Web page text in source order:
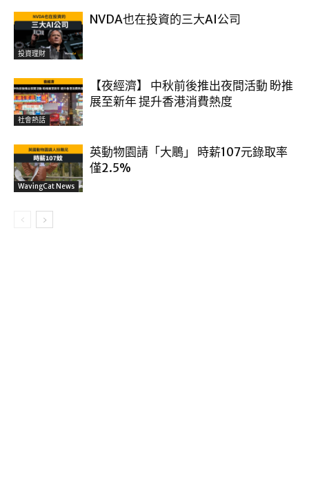
投資理財
NVDA也在投資的三大AI公司
社會熱話
【夜經濟】 中秋前後推出夜間活動 盼推
展至新年 提升香港消費熱度
WavingCat News
英動物園請「大鵰」 時薪107元錄取率
僅2.5%